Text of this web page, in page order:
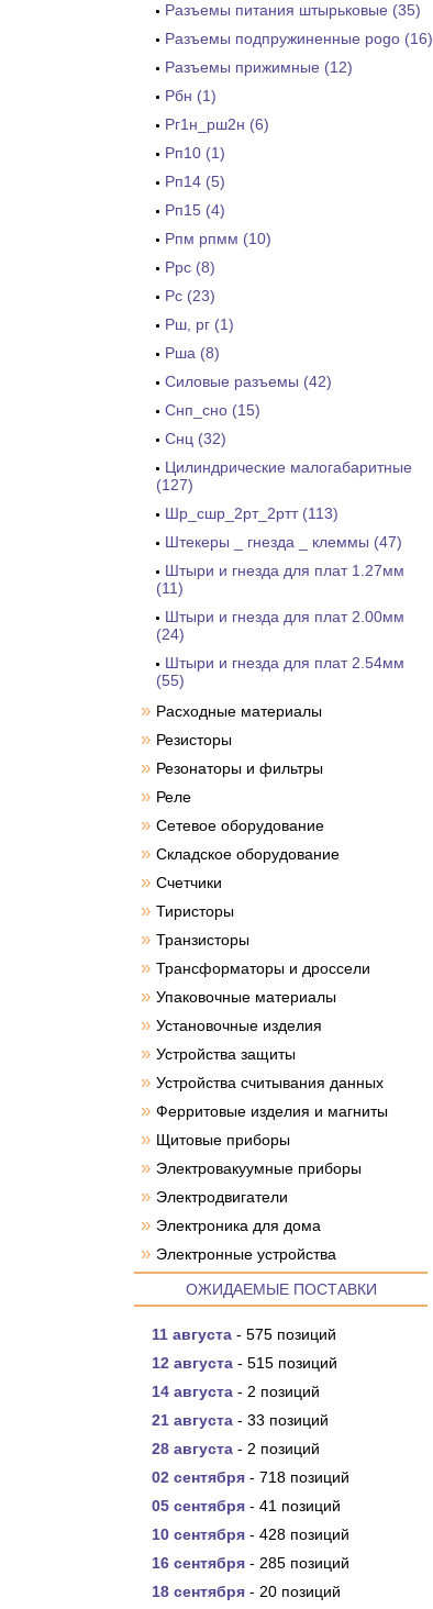
Разъемы питания штырьковые (35)
Разъемы подпружиненные pogo (16)
Разъемы прижимные (12)
Рбн (1)
Рг1н_рш2н (6)
Рп10 (1)
Рп14 (5)
Рп15 (4)
Рпм рпмм (10)
Ррс (8)
Рс (23)
Рш, рг (1)
Рша (8)
Силовые разъемы (42)
Снп_сно (15)
Снц (32)
Цилиндрические малогабаритные
(127)
Шр_сшр_2рт_2ртт (113)
Штекеры _ гнезда _ клеммы (47)
Штыри и гнезда для плат 1.27мм
(11)
Штыри и гнезда для плат 2.00мм
(24)
Штыри и гнезда для плат 2.54мм
(55)
» Расходные материалы
» Резисторы
» Резонаторы и фильтры
» Реле
» Сетевое оборудование
» Складское оборудование
» Счетчики
» Тиристоры
» Транзисторы
» Трансформаторы и дроссели
» Упаковочные материалы
» Установочные изделия
» Устройства защиты
» Устройства считывания данных
» Ферритовые изделия и магниты
» Щитовые приборы
» Электровакуумные приборы
» Электродвигатели
» Электроника для дома
» Электронные устройства
ОЖИДАЕМЫЕ ПОСТАВКИ
11 августа - 575 позиций
12 августа - 515 позиций
14 августа - 2 позиций
21 августа - 33 позиций
28 августа - 2 позиций
02 сентября - 718 позиций
05 сентября - 41 позиций
10 сентября - 428 позиций
16 сентября - 285 позиций
18 сентября - 20 позиций